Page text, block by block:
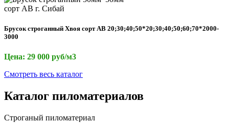
Брусок строганный Хвоя сорт АВ 20;30;40;50*20;30;40;50;60;70*2000-
3000
Цена: 29 000 руб/м3
Смотреть весь каталог
Каталог пиломатериалов
Строганый пиломатериал